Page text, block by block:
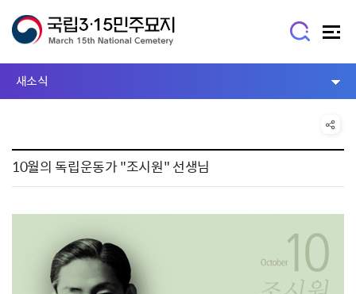
새소식
10월의 독립운동가 "조시원" 선생님